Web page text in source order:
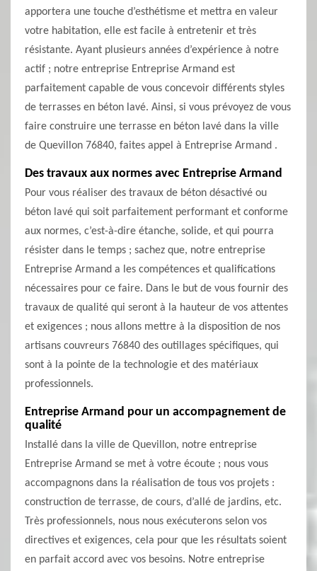
apportera une touche d’esthétisme et mettra en valeur
votre habitation, elle est facile à entretenir et très
résistante. Ayant plusieurs années d’expérience à notre
actif ; notre entreprise Entreprise Armand est
parfaitement capable de vous concevoir différents styles
de terrasses en béton lavé. Ainsi, si vous prévoyez de vous
faire construire une terrasse en béton lavé dans la ville
de Quevillon 76840, faites appel à Entreprise Armand .
Des travaux aux normes avec Entreprise Armand
Pour vous réaliser des travaux de béton désactivé ou
béton lavé qui soit parfaitement performant et conforme
aux normes, c’est-à-dire étanche, solide, et qui pourra
résister dans le temps ; sachez que, notre entreprise
Entreprise Armand a les compétences et qualifications
nécessaires pour ce faire. Dans le but de vous fournir des
travaux de qualité qui seront à la hauteur de vos attentes
et exigences ; nous allons mettre à la disposition de nos
artisans couvreurs 76840 des outillages spécifiques, qui
sont à la pointe de la technologie et des matériaux
professionnels.
Entreprise Armand pour un accompagnement de
qualité
Installé dans la ville de Quevillon, notre entreprise
Entreprise Armand se met à votre écoute ; nous vous
accompagnons dans la réalisation de tous vos projets :
construction de terrasse, de cours, d’allé de jardins, etc.
Très professionnels, nous nous exécuterons selon vos
directives et exigences, cela pour que les résultats soient
en parfait accord avec vos besoins. Notre entreprise